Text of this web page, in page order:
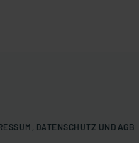
DATENSCHUTZ UND AGB